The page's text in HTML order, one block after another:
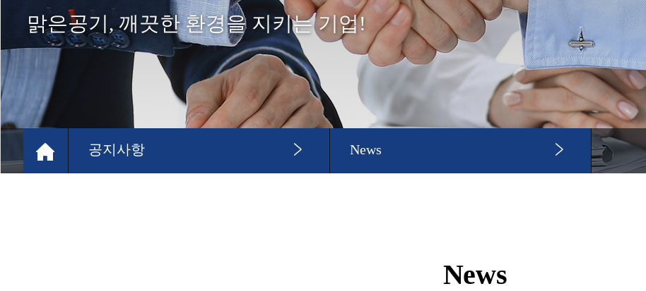
맑은공기, 깨끗한 환경을 지키는 기업!
공지사항 News
News